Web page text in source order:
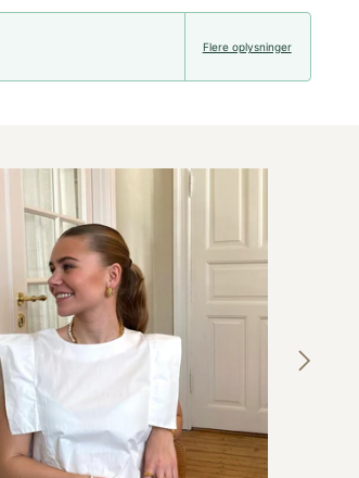
Flere oplysninger